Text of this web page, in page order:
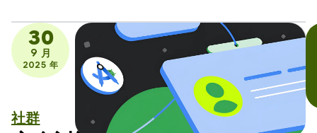
30
9 月
2025 年
社群